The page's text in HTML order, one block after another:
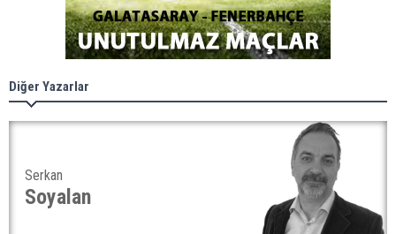
Diğer Yazarlar
Serkan
Soyalan